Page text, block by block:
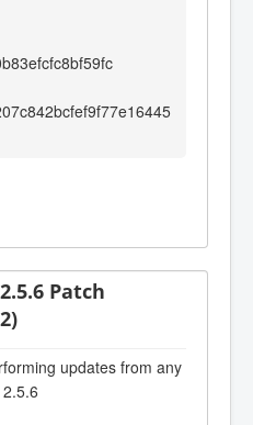
Patch
updates from any